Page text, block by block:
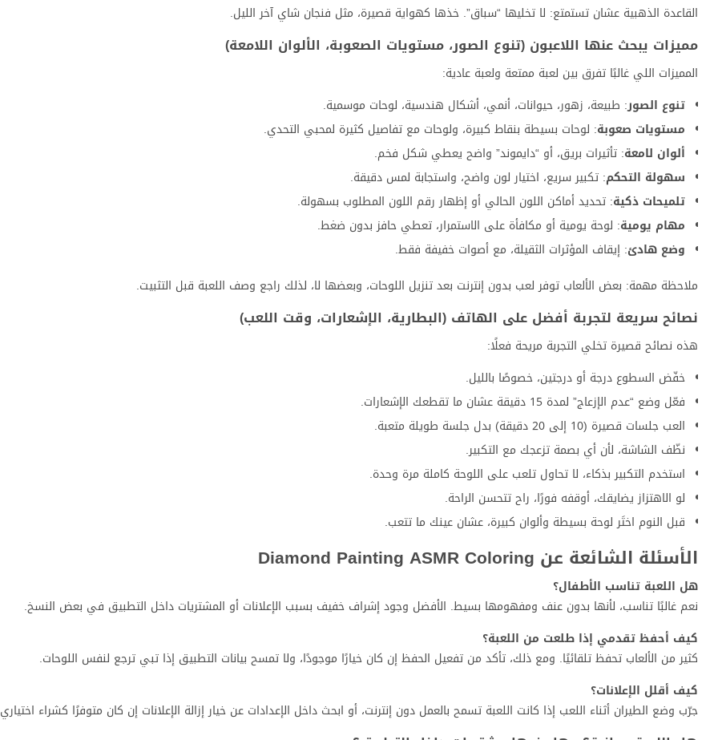
القاعدة الذهبية عشان تستمتع: لا تخليها “سباق”. خذها كهواية قصيرة، مثل فنجان شاي آخر الليل.
مميزات يبحث عنها اللاعبون (تنوع الصور، مستويات الصعوبة، الألوان اللامعة)
المميزات اللي غالبًا تفرق بين لعبة ممتعة ولعبة عادية:
تنوع الصور: طبيعة، زهور، حيوانات، أنمي، أشكال هندسية، لوحات موسمية.
مستويات صعوبة: لوحات بسيطة بنقاط كبيرة، ولوحات مع تفاصيل كثيرة لمحبي التحدي.
ألوان لامعة: تأثيرات بريق، أو “دايموند” واضح يعطي شكل فخم.
سهولة التحكم: تكبير سريع، اختيار لون واضح، واستجابة لمس دقيقة.
تلميحات ذكية: تحديد أماكن اللون الحالي أو إظهار رقم اللون المطلوب بسهولة.
مهام يومية: لوحة يومية أو مكافأة على الاستمرار، تعطي حافز بدون ضغط.
وضع هادئ: إيقاف المؤثرات الثقيلة، مع أصوات خفيفة فقط.
ملاحظة مهمة: بعض الألعاب توفر لعب بدون إنترنت بعد تنزيل اللوحات، وبعضها لا، لذلك راجع وصف اللعبة قبل التثبيت.
نصائح سريعة لتجربة أفضل على الهاتف (البطارية، الإشعارات، وقت اللعب)
هذه نصائح قصيرة تخلي التجربة مريحة فعلًا:
خفّض السطوع درجة أو درجتين، خصوصًا بالليل.
فعّل وضع “عدم الإزعاج” لمدة 15 دقيقة عشان ما تقطعك الإشعارات.
العب جلسات قصيرة (10 إلى 20 دقيقة) بدل جلسة طويلة متعبة.
نظّف الشاشة، لأن أي بصمة تزعجك مع التكبير.
استخدم التكبير بذكاء، لا تحاول تلعب على اللوحة كاملة مرة وحدة.
لو الاهتزاز يضايقك، أوقفه فورًا، راح تتحسن الراحة.
قبل النوم اختَر لوحة بسيطة وألوان كبيرة، عشان عينك ما تتعب.
الأسئلة الشائعة عن Diamond Painting ASMR Coloring
هل اللعبة تناسب الأطفال؟
نعم غالبًا تناسب، لأنها بدون عنف ومفهومها بسيط. الأفضل وجود إشراف خفيف بسبب الإعلانات أو المشتريات داخل التطبيق في بعض النسخ.
كيف أحفظ تقدمي إذا طلعت من اللعبة؟
كثير من الألعاب تحفظ تلقائيًا. ومع ذلك، تأكد من تفعيل الحفظ إن كان خيارًا موجودًا، ولا تمسح بيانات التطبيق إذا تبي ترجع لنفس اللوحات.
كيف أقلل الإعلانات؟
جرّب وضع الطيران أثناء اللعب إذا كانت اللعبة تسمح بالعمل دون إنترنت، أو ابحث داخل الإعدادات عن خيار إزالة الإعلانات إن كان متوفرًا كشراء